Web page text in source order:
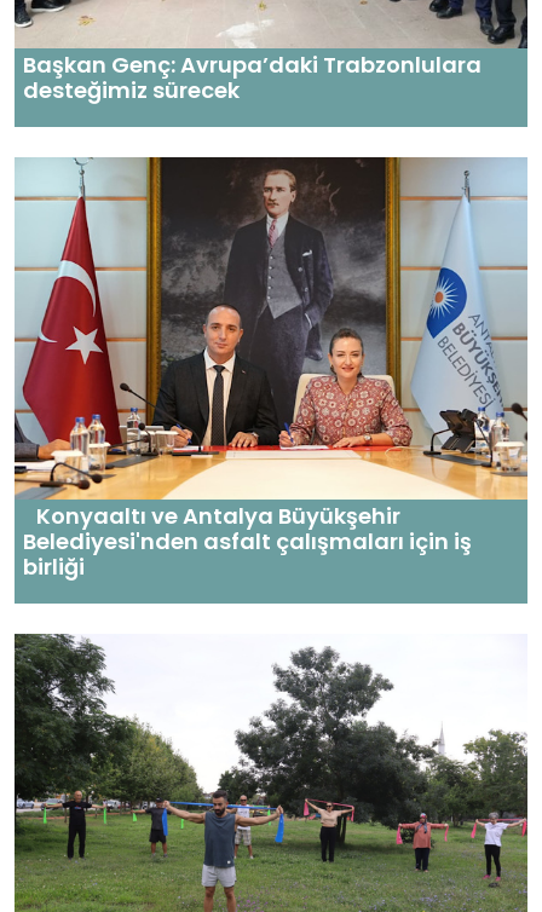
Başkan Genç: Avrupa’daki Trabzonlulara
desteğimiz sürecek
Konyaaltı ve Antalya Büyükşehir
Belediyesi'nden asfalt çalışmaları için iş
birliği